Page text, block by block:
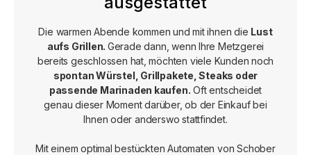
Die warmen Abende kommen und mit ihnen die Lust
aufs Grillen. Gerade dann, wenn Ihre Metzgerei
bereits geschlossen hat, möchten viele Kunden noch
spontan Würstel, Grillpakete, Steaks oder
passende Marinaden kaufen. Oft entscheidet
genau dieser Moment darüber, ob der Einkauf bei
Ihnen oder anderswo stattfindet.
Mit einem optimal bestückten Automaten von Schober